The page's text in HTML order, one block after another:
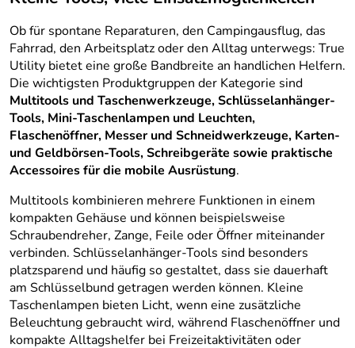
Ob für spontane Reparaturen, den Campingausflug, das
Fahrrad, den Arbeitsplatz oder den Alltag unterwegs: True
Utility bietet eine große Bandbreite an handlichen Helfern.
Die wichtigsten Produktgruppen der Kategorie sind
Multitools und Taschenwerkzeuge, Schlüsselanhänger-
Tools, Mini-Taschenlampen und Leuchten,
Flaschenöffner, Messer und Schneidwerkzeuge, Karten-
und Geldbörsen-Tools, Schreibgeräte sowie praktische
Accessoires für die mobile Ausrüstung.
Multitools kombinieren mehrere Funktionen in einem
kompakten Gehäuse und können beispielsweise
Schraubendreher, Zange, Feile oder Öffner miteinander
verbinden. Schlüsselanhänger-Tools sind besonders
platzsparend und häufig so gestaltet, dass sie dauerhaft
am Schlüsselbund getragen werden können. Kleine
Taschenlampen bieten Licht, wenn eine zusätzliche
Beleuchtung gebraucht wird, während Flaschenöffner und
kompakte Alltagshelfer bei Freizeitaktivitäten oder